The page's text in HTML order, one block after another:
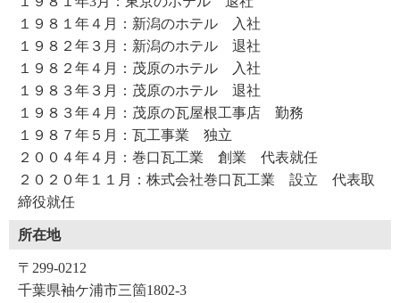
１９８１年４月：新潟のホテル 入社
１９８２年３月：新潟のホテル 退社
１９８２年４月：茂原のホテル 入社
１９８３年３月：茂原のホテル 退社
１９８３年４月：茂原の瓦屋根工事店 勤務
１９８７年５月：瓦工事業 独立
２００４年４月：巻口瓦工業 創業 代表就任
２０２０年１１月：株式会社巻口瓦工業 設立 代表取
締役就任
所在地
〒299-0212
千葉県袖ケ浦市三箇1802-3